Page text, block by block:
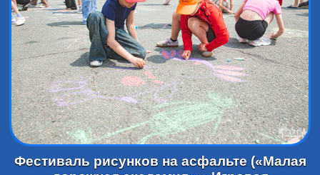
Фестиваль рисунков на асфальте («Малая